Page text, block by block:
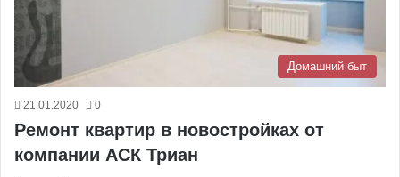
Домашний быт
21.01.2020 0
Ремонт квартир в новостройках от
компании АСК Триан